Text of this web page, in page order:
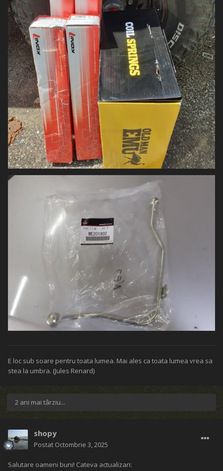
E loc sub soare pentru toata lumea. Mai ales ca toata lumea vrea sa
stea la umbra. (Jules Renard)
2 ani mai târziu...
shopy
Postat Octombrie 3, 2025
Salutare oameni buni! Cateva actualizari: